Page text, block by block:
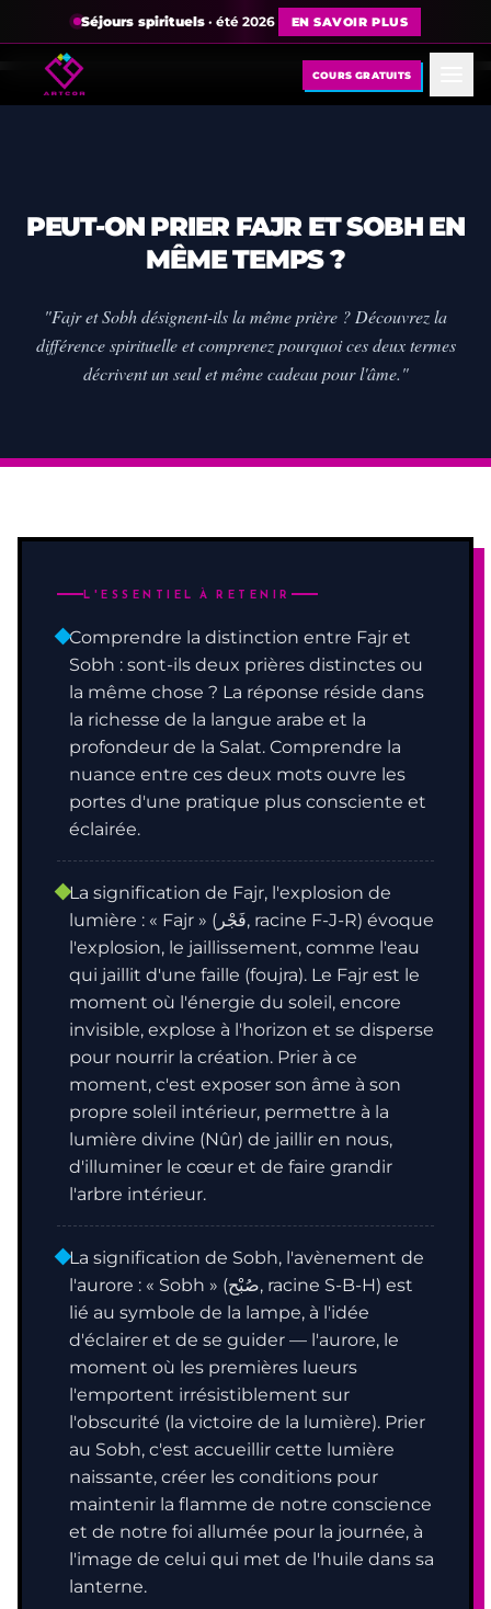
Séjours spirituels· été 2026 EN SAVOIR PLUS
COURS GRATUITS
PEUT-ON PRIER FAJR ET SOBH EN
MÊME TEMPS ?
"Fajr et Sobh désignent-ils la même prière ? Découvrez la
différence spirituelle et comprenez pourquoi ces deux termes
décrivent un seul et même cadeau pour l'âme."
L'ESSENTIEL À RETENIR
Comprendre la distinction entre Fajr et
Sobh : sont-ils deux prières distinctes ou
la même chose ? La réponse réside dans
la richesse de la langue arabe et la
profondeur de la Salat. Comprendre la
nuance entre ces deux mots ouvre les
portes d'une pratique plus consciente et
éclairée.
La signification de Fajr, l'explosion de
lumière : « Fajr » (فَجْر, racine F-J-R) évoque
l'explosion, le jaillissement, comme l'eau
qui jaillit d'une faille (foujra). Le Fajr est le
moment où l'énergie du soleil, encore
invisible, explose à l'horizon et se disperse
pour nourrir la création. Prier à ce
moment, c'est exposer son âme à son
propre soleil intérieur, permettre à la
lumière divine (Nûr) de jaillir en nous,
d'illuminer le cœur et de faire grandir
l'arbre intérieur.
La signification de Sobh, l'avènement de
l'aurore : « Sobh » (صُبْح, racine S-B-H) est
lié au symbole de la lampe, à l'idée
d'éclairer et de se guider — l'aurore, le
moment où les premières lueurs
l'emportent irrésistiblement sur
l'obscurité (la victoire de la lumière). Prier
au Sobh, c'est accueillir cette lumière
naissante, créer les conditions pour
maintenir la flamme de notre conscience
et de notre foi allumée pour la journée, à
l'image de celui qui met de l'huile dans sa
lanterne.